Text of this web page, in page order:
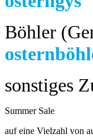
Böhler
sonstiges
Summer Sale
auf eine Vielzahl von